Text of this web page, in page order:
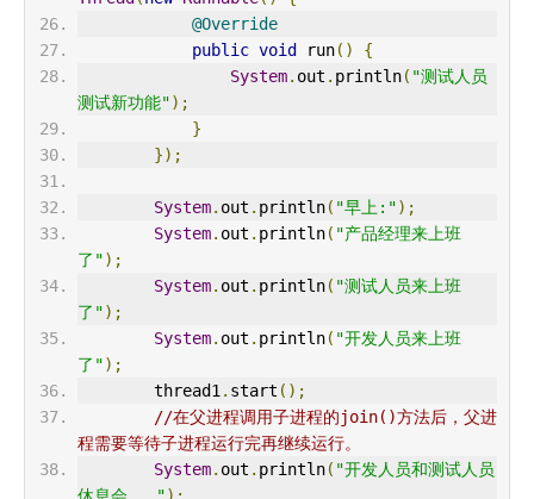
@Override
public void run()
{
System. out . println( "测试人员
测试新功能");
}
});
System. out . println( "早上:");
System. out . println( "产品经理来上班
了");
System. out . println( "测试人员来上班
了");
System. out . println( "开发人员来上班
了");
        thread1
. start ();
//在父进程调用子进程的join()方法后，父进
程需要等待子进程运行完再继续运行。
System. out . println( "开发人员和测试人员